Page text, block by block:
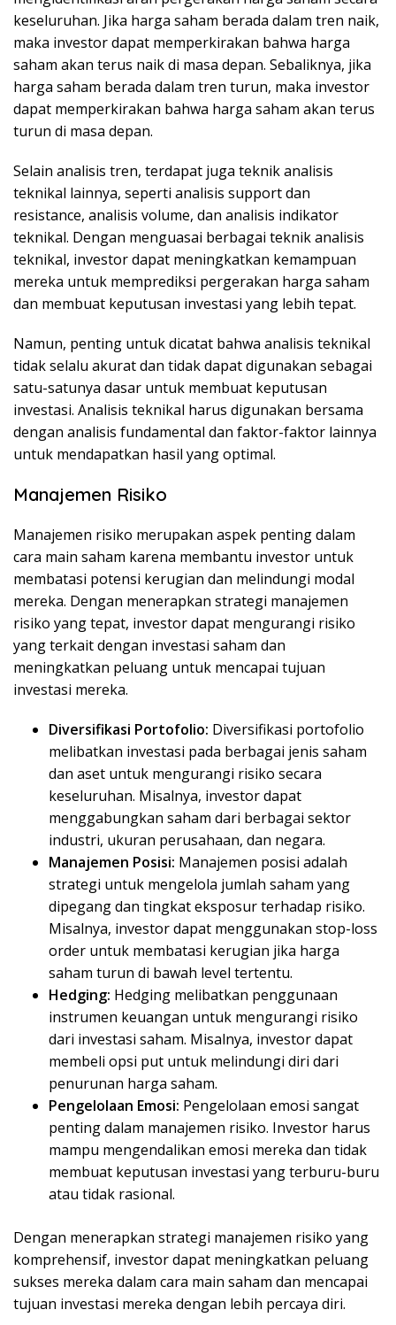
keseluruhan. Jika harga saham berada dalam tren naik,
maka investor dapat memperkirakan bahwa harga
saham akan terus naik di masa depan. Sebaliknya, jika
harga saham berada dalam tren turun, maka investor
dapat memperkirakan bahwa harga saham akan terus
turun di masa depan.
Selain analisis tren, terdapat juga teknik analisis
teknikal lainnya, seperti analisis support dan
resistance, analisis volume, dan analisis indikator
teknikal. Dengan menguasai berbagai teknik analisis
teknikal, investor dapat meningkatkan kemampuan
mereka untuk memprediksi pergerakan harga saham
dan membuat keputusan investasi yang lebih tepat.
Namun, penting untuk dicatat bahwa analisis teknikal
tidak selalu akurat dan tidak dapat digunakan sebagai
satu-satunya dasar untuk membuat keputusan
investasi. Analisis teknikal harus digunakan bersama
dengan analisis fundamental dan faktor-faktor lainnya
untuk mendapatkan hasil yang optimal.
Manajemen Risiko
Manajemen risiko merupakan aspek penting dalam
cara main saham karena membantu investor untuk
membatasi potensi kerugian dan melindungi modal
mereka. Dengan menerapkan strategi manajemen
risiko yang tepat, investor dapat mengurangi risiko
yang terkait dengan investasi saham dan
meningkatkan peluang untuk mencapai tujuan
investasi mereka.
Diversifikasi Portofolio: Diversifikasi portofolio
melibatkan investasi pada berbagai jenis saham
dan aset untuk mengurangi risiko secara
keseluruhan. Misalnya, investor dapat
menggabungkan saham dari berbagai sektor
industri, ukuran perusahaan, dan negara.
Manajemen Posisi: Manajemen posisi adalah
strategi untuk mengelola jumlah saham yang
dipegang dan tingkat eksposur terhadap risiko.
Misalnya, investor dapat menggunakan stop-loss
order untuk membatasi kerugian jika harga
saham turun di bawah level tertentu.
Hedging: Hedging melibatkan penggunaan
instrumen keuangan untuk mengurangi risiko
dari investasi saham. Misalnya, investor dapat
membeli opsi put untuk melindungi diri dari
penurunan harga saham.
Pengelolaan Emosi: Pengelolaan emosi sangat
penting dalam manajemen risiko. Investor harus
mampu mengendalikan emosi mereka dan tidak
membuat keputusan investasi yang terburu-buru
atau tidak rasional.
Dengan menerapkan strategi manajemen risiko yang
komprehensif, investor dapat meningkatkan peluang
sukses mereka dalam cara main saham dan mencapai
tujuan investasi mereka dengan lebih percaya diri.